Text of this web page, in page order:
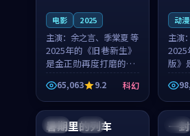
电影 2025
主演： 余之言、季棠夏 等
2025年的《旧巷新生》
是金正勋再度打磨的科
幻佳作。英国的取景与
雨夜物语的氛围相互成
就，余之言与季棠夏的
对手戏自然克制，让整
部影片在悬念与温度
65,063 9.2 科幻
动漫
主演：
版》
的动
的取
围相
樊
制，
中国 杜比
暑期里的列车 韩国
一